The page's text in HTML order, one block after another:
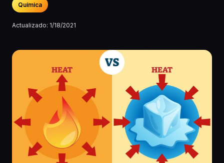
Química
Actualizado: 1/18/2021